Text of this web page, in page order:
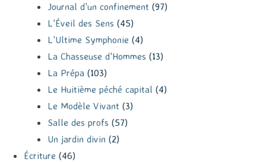
Journal d'un confinement (97)
L'Éveil des Sens (45)
L'Ultime Symphonie (4)
La Chasseuse d'Hommes (13)
La Prépa (103)
Le Huitième péché capital (4)
Le Modèle Vivant (3)
Salle des profs (57)
Un jardin divin (2)
Écriture (46)